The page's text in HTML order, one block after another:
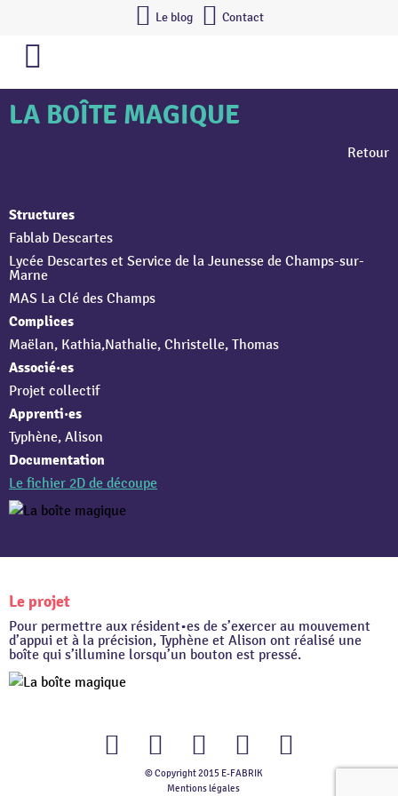
Le blog Contact
LA BOÎTE MAGIQUE
Retour
Structures
Fablab Descartes
Lycée Descartes et Service de la Jeunesse de Champs-sur-
Marne
MAS La Clé des Champs
Complices
Maëlan, Kathia,Nathalie, Christelle, Thomas
Associé·es
Projet collectif
Apprenti·es
Typhène, Alison
Documentation
Le fichier 2D de découpe
Le projet
Pour permettre aux résident•es de s’exercer au mouvement
d’appui et à la précision, Typhène et Alison ont réalisé une
boîte qui s’illumine lorsqu’un bouton est pressé.
FacebookTwitterYoutubeInstagram
© Copyright 2015 E-FABRIK
Mentions légales